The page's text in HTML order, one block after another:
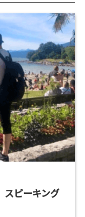
スピーキング